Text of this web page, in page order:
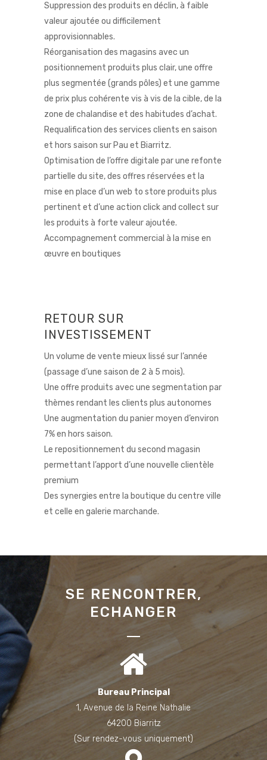
Suppression des produits en déclin, à faible
valeur ajoutée ou difficilement
approvisionnables.
Réorganisation des magasins avec un
positionnement produits plus clair, une offre
plus segmentée (grands pôles) et une gamme
de prix plus cohérente vis à vis de la cible, de la
zone de chalandise et des habitudes d’achat.
Requalification des services clients en saison
et hors saison sur Pau et Biarritz.
Optimisation de l’offre digitale par une refonte
partielle du site, des offres réservées et la
mise en place d’un web to store produits plus
pertinent et d’une action click and collect sur
les produits à forte valeur ajoutée.
Accompagnement commercial à la mise en
œuvre en boutiques
RETOUR SUR
INVESTISSEMENT
Un volume de vente mieux lissé sur l’année
(passage d’une saison de 2 à 5 mois).
Une offre produits avec une segmentation par
thèmes rendant les clients plus autonomes
Une augmentation du panier moyen d’environ
7% en hors saison.
Le repositionnement du second magasin
permettant l’apport d’une nouvelle clientèle
premium
Des synergies entre la boutique du centre ville
et celle en galerie marchande.
SE RENCONTRER,
ECHANGER
Bureau Principal
1, Avenue de la Reine Nathalie
64200 Biarritz
(Sur rendez-vous uniquement)